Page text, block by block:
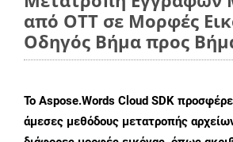
από OTT σε Μορφές
Οδηγός Βήμα προς
Το Aspose.Words Cloud SDK
άμεσες μεθόδους μετατροπής